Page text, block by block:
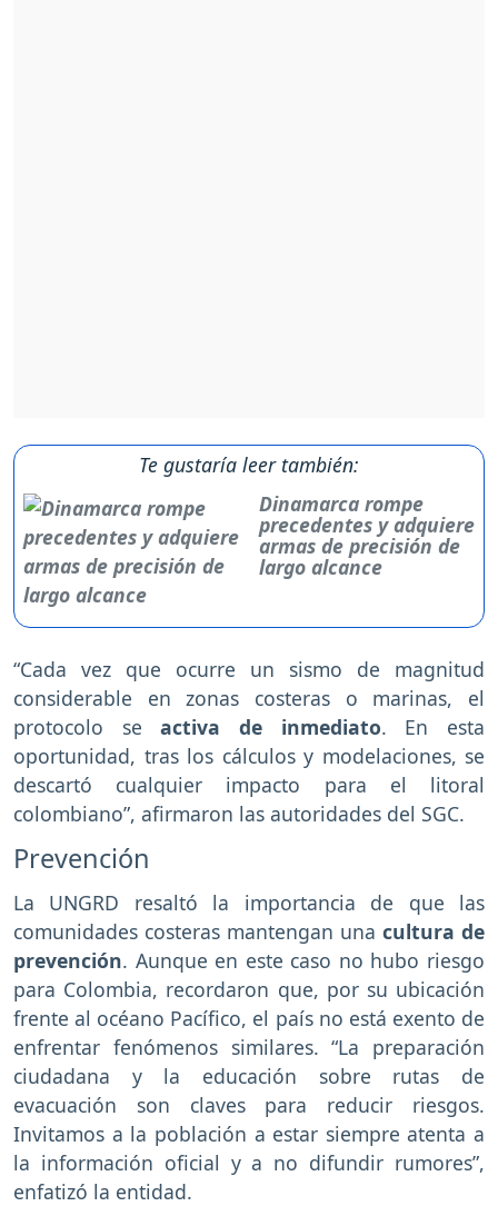
Te gustaría leer también:
Dinamarca rompe
precedentes y adquiere
armas de precisión de
largo alcance
“Cada vez que ocurre un sismo de magnitud
considerable en zonas costeras o marinas, el
protocolo seactiva de inmediato. En esta
oportunidad, tras los cálculos y modelaciones, se
descartó cualquier impacto para el litoral
colombiano”, afirmaron las autoridades del SGC.
Prevención
La UNGRD resaltó la importancia de que las
comunidades costeras mantengan una cultura de
prevención. Aunque en este caso no hubo riesgo
para Colombia, recordaron que, por su ubicación
frente al océano Pacífico, el país no está exento de
enfrentar fenómenos similares. “La preparación
ciudadana y la educación sobre rutas de
evacuación son claves para reducir riesgos.
Invitamos a la población a estar siempre atenta a
la información oficial y a no difundir rumores”,
enfatizó la entidad.